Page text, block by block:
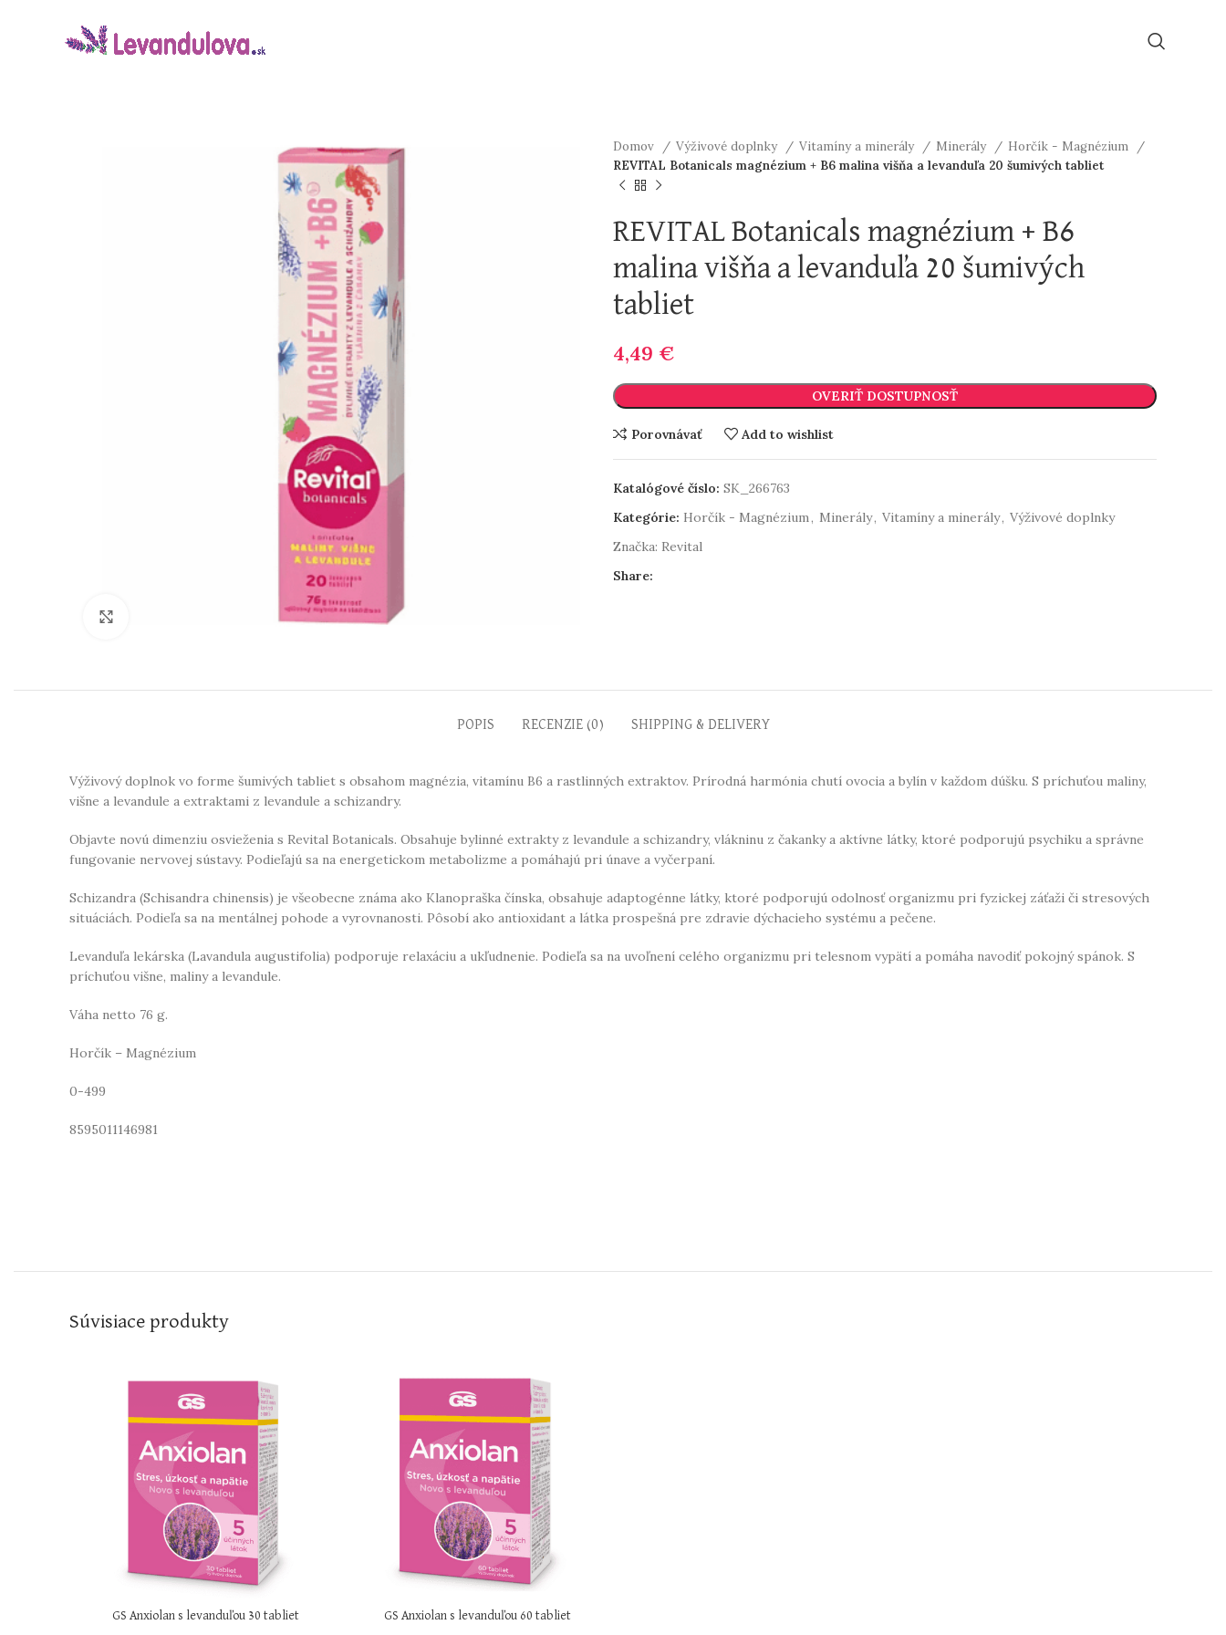
Domov Výživové doplnky Vitamíny a minerály Minerály
Horčík - Magnézium
REVITAL Botanicals magnézium + B6 malina višňa a levanduľa 20 šumivých tabliet
REVITAL Botanicals magnézium + B6
malina višňa a levanduľa 20 šumivých
tabliet
4,49 €
OVERIŤ DOSTUPNOSŤ
Porovnávať Add to wishlist
Katalógové číslo: SK_266763
Kategórie: Horčík - Magnézium, Minerály, Vitamíny a minerály, Výživové doplnky
Značka: Revital
Share:
POPIS RECENZIE (0) SHIPPING & DELIVERY
Výživový doplnok vo forme šumivých tabliet s obsahom magnézia, vitamínu B6 a rastlinných extraktov. Prírodná harmónia chutí ovocia a bylín v každom dúšku. S príchuťou maliny,
višne a levandule a extraktami z levandule a schizandry.
Objavte novú dimenziu osvieženia s Revital Botanicals. Obsahuje bylinné extrakty z levandule a schizandry, vlákninu z čakanky a aktívne látky, ktoré podporujú psychiku a správne
fungovanie nervovej sústavy. Podieľajú sa na energetickom metabolizme a pomáhajú pri únave a vyčerpaní.
Schizandra (Schisandra chinensis) je všeobecne známa ako Klanopraška čínska, obsahuje adaptogénne látky, ktoré podporujú odolnosť organizmu pri fyzickej záťaži či stresových
situáciách. Podieľa sa na mentálnej pohode a vyrovnanosti. Pôsobí ako antioxidant a látka prospešná pre zdravie dýchacieho systému a pečene.
Levanduľa lekárska (Lavandula augustifolia) podporuje relaxáciu a ukľudnenie. Podieľa sa na uvoľnení celého organizmu pri telesnom vypätí a pomáha navodiť pokojný spánok. S
príchuťou višne, maliny a levandule.
Váha netto 76 g.
Horčík – Magnézium
0-499
8595011146981
Súvisiace produkty
GS Anxiolan s levanduľou 30 tabliet GS Anxiolan s levanduľou 60 tabliet